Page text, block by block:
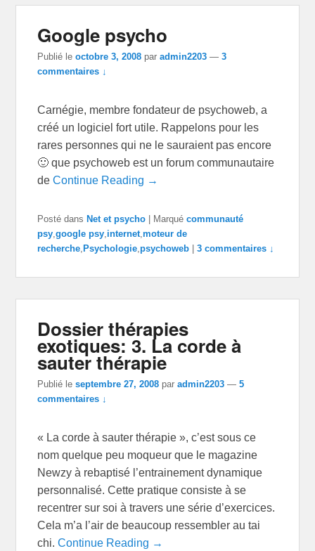
Google psycho
Publié leoctobre 3, 2008 paradmin2203 —3
commentaires ↓
Carnégie, membre fondateur de psychoweb, a
créé un logiciel fort utile. Rappelons pour les
rares personnes qui ne le sauraient pas encore
🙂 que psychoweb est un forum communautaire
deContinue Reading →
Posté dans Net et psycho Marqué communauté
psy ,google psy internet ,moteur de
recherche Psychologie ,psychoweb |3 commentaires ↓
Dossier thérapies
exotiques: 3. La corde à
sauter thérapie
Publié leseptembre 27, 2008 paradmin2203 —5
commentaires ↓
« La corde à sauter thérapie », c’est sous ce
nom quelque peu moqueur que le magazine
Newzy à rebaptisé l’entrainement dynamique
personnalisé. Cette pratique consiste à se
recentrer sur soi à travers une série d’exercices.
Cela m’a l’air de beaucoup ressembler au tai
chi.Continue Reading →